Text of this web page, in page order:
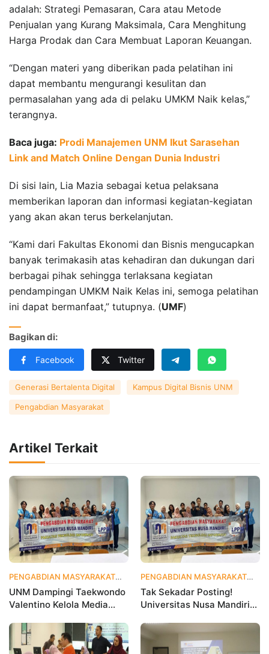
adalah: Strategi Pemasaran, Cara atau Metode
Penjualan yang Kurang Maksimala, Cara Menghitung
Harga Prodak dan Cara Membuat Laporan Keuangan.
“Dengan materi yang diberikan pada pelatihan ini
dapat membantu mengurangi kesulitan dan
permasalahan yang ada di pelaku UMKM Naik kelas,”
terangnya.
Baca juga: Prodi Manajemen UNM Ikut Sarasehan
Link and Match Online Dengan Dunia Industri
Di sisi lain, Lia Mazia sebagai ketua pelaksana
memberikan laporan dan informasi kegiatan-kegiatan
yang akan akan terus berkelanjutan.
“Kami dari Fakultas Ekonomi dan Bisnis mengucapkan
banyak terimakasih atas kehadiran dan dukungan dari
berbagai pihak sehingga terlaksana kegiatan
pendampingan UMKM Naik Kelas ini, semoga pelatihan
ini dapat bermanfaat,” tutupnya. (UMF)
Bagikan di:
Facebook Twitter
Generasi Bertalenta Digital Kampus Digital Bisnis UNM
Pengabdian Masyarakat
Artikel Terkait
PENGABDIAN MASYARAKAT 4 hari yang lalu
UNM Dampingi Taekwondo
Valentino Kelola Media
Branding Digital
PENGABDIAN MASYARAKAT
Tak Sekadar Posting!
Universitas Nusa Mandiri
agar Instagram Klub
Olahraga Makin Viral